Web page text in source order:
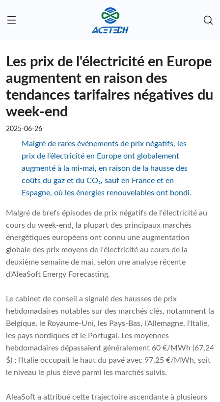
Les prix de l'électricité en Europe
augmentent en raison des
tendances tarifaires négatives du
week-end
2025-06-26
Malgré de rares événements de prix négatifs, les
prix de l’électricité en Europe ont globalement
augmenté à la mi-mai, en raison de la hausse des
coûts du gaz et du CO₂, sauf en France et en
Espagne, où les énergies renouvelables ont bondi.
Malgré de brefs épisodes de prix négatifs de l'électricité au
cours du week-end, la plupart des principaux marchés
énergétiques européens ont connu une augmentation
globale des prix moyens de l'électricité au cours de la
deuxième semaine de mai, selon une analyse récente
d'AleaSoft Energy Forecasting.
Le cabinet de conseil a signalé des hausses de prix
hebdomadaires notables sur des marchés clés, notamment la
Belgique, le Royaume-Uni, les Pays-Bas, l'Allemagne, l'Italie,
les pays nordiques et le Portugal. Les moyennes
hebdomadaires dépassaient généralement 60 €/MWh (67,24
$) ; l'Italie occupait le haut du pavé avec 97,25 €/MWh, soit
le niveau le plus élevé parmi les marchés suivis.
AleaSoft a attribué cette trajectoire ascendante à plusieurs